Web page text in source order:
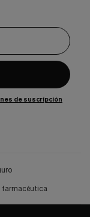
de suscripción
farmacéutica